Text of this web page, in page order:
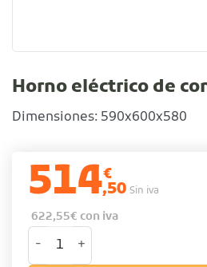
Horno eléctrico de
Dimensiones: 590x600x580
514€
,50 Sin iva
622,55€ con iva
Horno eléctrico de convección